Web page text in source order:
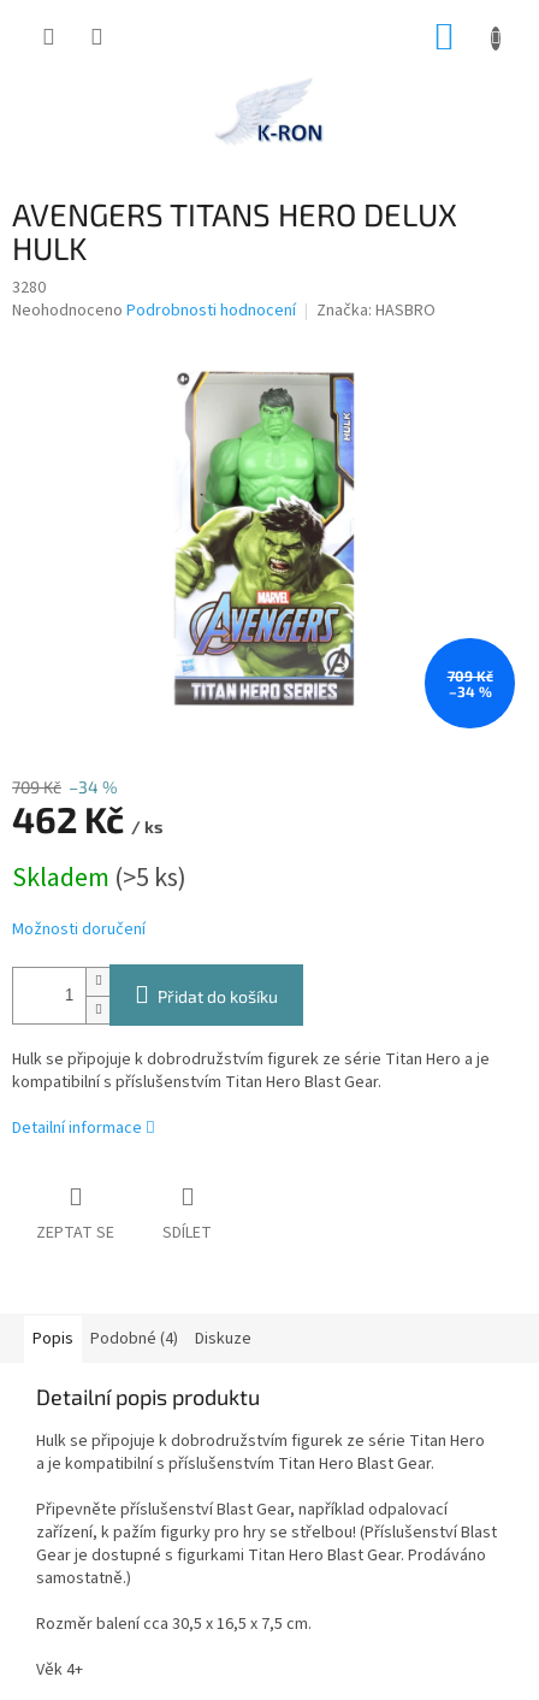
AVENGERS TITANS HERO DELUX
HULK
3280
Průměrné
Neohodnoceno Podrobnosti hodnocení Značka: HASBRO
709 Kč
–34 %
709 Kč –34 %
462 Kč / ks
cena:
Skladem (>5 ks)
Možnosti doručení
Přidat do košíku
Hulk se připojuje k dobrodružstvím figurek ze série Titan Hero a je
kompatibilní s příslušenstvím Titan Hero Blast Gear.
Detailní informace
ZEPTAT SE SDÍLET
Popis Podobné (4) Diskuze
Detailní popis produktu
Hulk se připojuje k dobrodružstvím figurek ze série Titan Hero
a je kompatibilní s příslušenstvím Titan Hero Blast Gear.
Připevněte příslušenství Blast Gear, například odpalovací
zařízení, k pažím figurky pro hry se střelbou! (Příslušenství Blast
Gear je dostupné s figurkami Titan Hero Blast Gear. Prodáváno
samostatně.)
Rozměr balení cca 30,5 x 16,5 x 7,5 cm.
Věk 4+